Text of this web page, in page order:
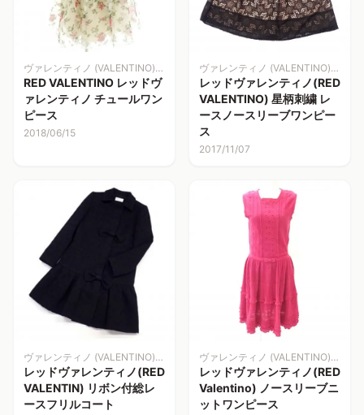
ヴァレンティノ (VALENTINO)洋服
RED VALENTINO レッドヴ
ァレンティノ チュールワン
ピース
2018/06/15
ヴァレンティノ (VALENTINO)洋服
レッドヴァレンティノ(RED
VALENTINO) 星柄刺繍 レ
ースノースリーブワンピー
ス
2017/11/07
ヴァレンティノ (VALENTINO)洋服
レッドヴァレンティノ(RED
VALENTIN) リボン付総レ
ースフリルコート
ヴァレンティノ (VALENTINO)洋服
レッドヴァレンティノ(RED
Valentino) ノースリーブニ
ットワンピース